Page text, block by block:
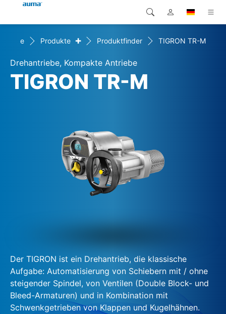
Produkte
Lösungen
Unternehmen
Global
Europa
Nordamerika
Suche
Home Produkte + Produktfinder TIGRON TR-M
Drehantriebe, Kompakte Antriebe
TIGRON TR-M
Der TIGRON ist ein Drehantrieb, die klassische
Aufgabe: Automatisierung von Schiebern mit / ohne
steigender Spindel, von Ventilen (Double Block- und
Bleed-Armaturen) und in Kombination mit
Schwenkgetrieben von Klappen und Kugelhähnen.